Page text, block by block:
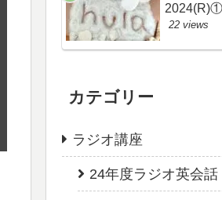
22 views
カテゴリー
ラジオ講座
24年度ラジオ英会話